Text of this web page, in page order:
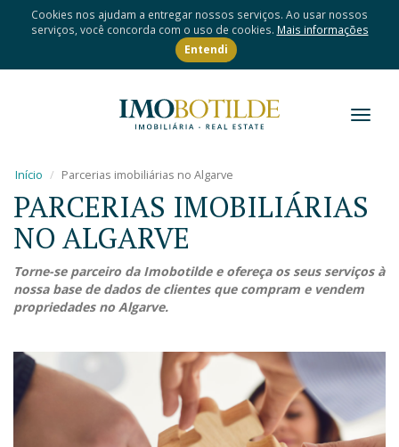
Cookies nos ajudam a entregar nossos serviços. Ao usar nossos
serviços, você concorda com o uso de cookies. Mais informações
Entendi
Toggle
Início Parcerias imobiliárias no Algarve
PARCERIAS IMOBILIÁRIAS
NO ALGARVE
Torne-se parceiro da Imobotilde e ofereça os seus serviços à
nossa base de dados de clientes que compram e vendem
propriedades no Algarve.